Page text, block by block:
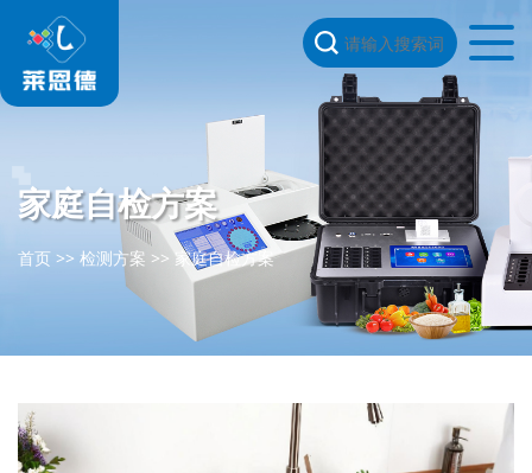
家庭自检方案
首页 >> 检测方案 >>家庭自检方案